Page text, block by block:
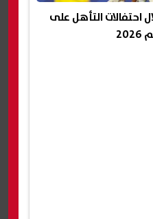
احتفالات التأهل على